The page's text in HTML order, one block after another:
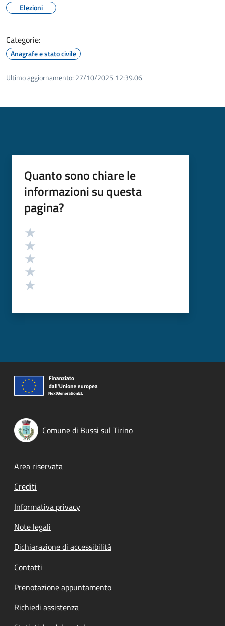
Elezioni
Categorie:
Anagrafe e stato civile
Ultimo aggiornamento: 27/10/2025 12:39.06
Quanto sono chiare le
informazioni su questa
pagina?
Valutazione
Comune di Bussi sul Tirino
Footer menu
Area riservata
Crediti
Informativa privacy
Note legali
Dichiarazione di accessibilità
Contatti
Prenotazione appuntamento
Richiedi assistenza